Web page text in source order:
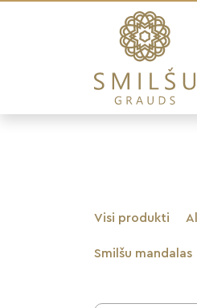
Visi produkti
Smilšu mandalas